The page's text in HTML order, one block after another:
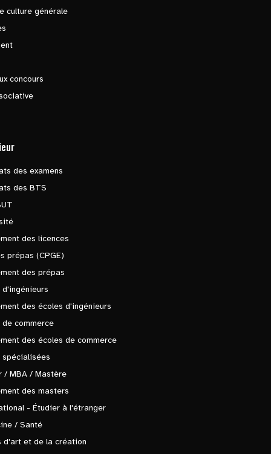
culture générale
concours
des examens
des BTS
des licences
prépas (CPGE)
des prépas
d'ingénieurs
des écoles d'ingénieurs
de commerce
des écoles de commerce
spécialisées
/ MBA / Mastère
des masters
- Étudier à l'étranger
/ Santé
d'art et de la création